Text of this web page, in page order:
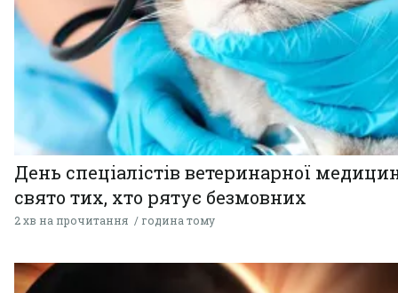
День спеціалістів ветеринарної
свято тих, хто рятує безмовних
2 хв на прочитання година тому